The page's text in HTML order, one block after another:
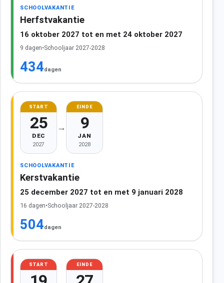
SCHOOLVAKANTIE
Herfstvakantie
16 oktober 2027 tot en met 24 oktober 2027
9 dagen•Schooljaar 2027-2028
434dagen
START
25
DEC
2027
→
EINDE
9
JAN
2028
SCHOOLVAKANTIE
Kerstvakantie
25 december 2027 tot en met 9 januari 2028
16 dagen•Schooljaar 2027-2028
504dagen
START EINDE